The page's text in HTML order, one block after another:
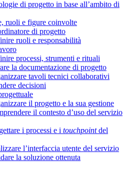
di progetto in base all’ambito di
ruoli e figure coinvolte
di progetto
ruoli e responsabilità
processi, strumenti e rituali
la documentazione di progetto
tavoli tecnici collaborativi
decisioni
il progetto e la sua gestione
il contesto d’uso del servizio
i processi e i touchpointdel
l’interfaccia utente del servizio
la soluzione ottenuta